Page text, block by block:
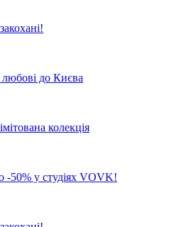
до Києва
колекція
50% у студіях VOVK!